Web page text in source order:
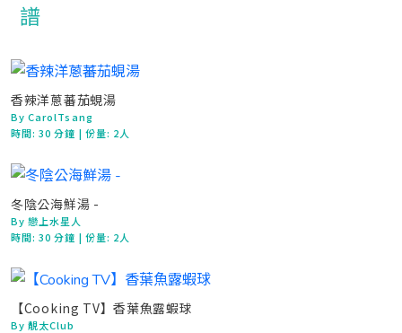
香辣洋蔥蕃茄蜆湯
By CarolTsang
時間:30 分鐘 | 份量: 2人
冬陰公海鮮湯 -
By 戀上水星人
時間:30 分鐘 | 份量: 2人
【Cooking TV】香葉魚露蝦球
By 靚太Club